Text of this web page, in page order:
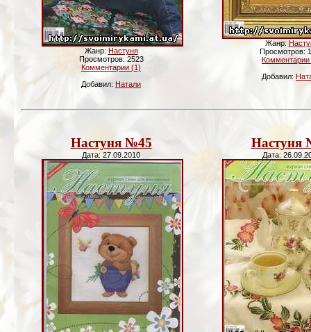
Жанр: Настуня
Просмотров: 2523
Комментарии (1)
Добавил: Натали
Жанр:
Просмотров:
Комментарии
Добавил:
Настуня №45
Дата: 27.09.2010
Настуня
Дата: